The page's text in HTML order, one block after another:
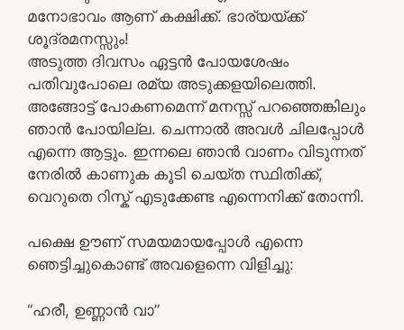
മനോഭാവം ആണ് കക്ഷിക്ക്. ഭാര്യയ്ക്ക്
ശൂദ്രമനസ്സും!
അടുത്ത ദിവസം ഏട്ടന്‍ പോയശേഷം
പതിവുപോലെ രമ്യ അടുക്കളയിലെത്തി.
അങ്ങോട്ട്‌ പോകണമെന്ന് മനസ്സ് പറഞ്ഞെങ്കിലും
ഞാന്‍ പോയില്ല. ചെന്നാല്‍ അവള്‍ ചിലപ്പോള്‍
എന്നെ ആട്ടും. ഇന്നലെ ഞാന്‍ വാണം വിടുന്നത്
നേരില്‍ കാണുക കൂടി ചെയ്ത സ്ഥിതിക്ക്,
വെറുതെ റിസ്ക്‌ എടുക്കേണ്ട എന്നെനിക്ക് തോന്നി.
പക്ഷെ ഊണ് സമയമായപ്പോള്‍ എന്നെ
ഞെട്ടിച്ചുകൊണ്ട് അവളെന്നെ വിളിച്ചു:
“ഹരീ, ഉണ്ണാന്‍ വാ”